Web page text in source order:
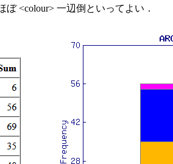
<colour> 一辺倒といってよい．